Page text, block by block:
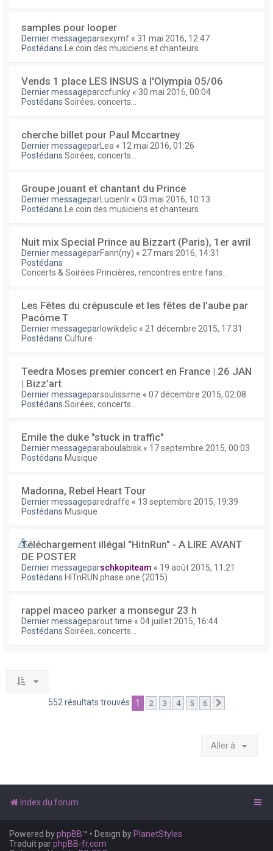
samples pour looper
Dernier messageparsexymf « 31 mai 2016, 12:47
Postédans
Le coin des musiciens et chanteurs
Vends 1 place LES INSUS a l'Olympia 05/06
Dernier messageparccfunky « 30 mai 2016, 00:04
Postédans Soirées, concerts...
cherche billet pour Paul Mccartney
Dernier messagepar Lea « 12 mai 2016, 01:26
Postédans Soirées, concerts...
Groupe jouant et chantant du Prince
Dernier messagepar Lucienlr « 03 mai 2016, 10:13
Postédans
Le coin des musiciens et chanteurs
Nuit mix Special Prince au Bizzart (Paris), 1er avril
Dernier messageparFann(ny) « 27 mars 2016, 14:31
Postédans
Concerts & Soirées Princières, rencontres entre fans...
Les Fêtes du crépuscule et les fêtes de l'aube par
Pacôme T
Dernier messageparlowikdelic « 21 décembre 2015, 17:31
Postédans Culture
Teedra Moses premier concert en France | 26 JAN
| Bizz’art
Dernier messageparsoulissime « 07 décembre 2015, 02:08
Postédans Soirées, concerts...
Emile the duke "stuck in traffic"
Dernier messageparaboulabisk « 17 septembre 2015, 00:03
Postédans Musique
Madonna, Rebel Heart Tour
Dernier messageparedraffe « 13 septembre 2015, 19:39
Postédans Musique
Téléchargement illégal "HitnRun" - A LIRE AVANT
DE POSTER
Dernier messageparschkopiteam « 19 août 2015, 11:21
Postédans HITnRUN phase one (2015)
rappel maceo parker a monsegur 23 h
Dernier messageparout time « 04 juillet 2015, 16:44
Postédans Soirées, concerts...
552 résultats trouvés 1 2 3 4 5 6
Aller à
Index du forum
Powered byphpBB™ • Design by PlanetStyles
Traduit parphpBB-fr.com